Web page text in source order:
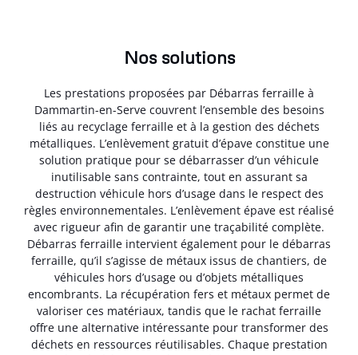
Nos solutions
Les prestations proposées par Débarras ferraille à
Dammartin-en-Serve couvrent l’ensemble des besoins
liés au recyclage ferraille et à la gestion des déchets
métalliques. L’enlèvement gratuit d’épave constitue une
solution pratique pour se débarrasser d’un véhicule
inutilisable sans contrainte, tout en assurant sa
destruction véhicule hors d’usage dans le respect des
règles environnementales. L’enlèvement épave est réalisé
avec rigueur afin de garantir une traçabilité complète.
Débarras ferraille intervient également pour le débarras
ferraille, qu’il s’agisse de métaux issus de chantiers, de
véhicules hors d’usage ou d’objets métalliques
encombrants. La récupération fers et métaux permet de
valoriser ces matériaux, tandis que le rachat ferraille
offre une alternative intéressante pour transformer des
déchets en ressources réutilisables. Chaque prestation